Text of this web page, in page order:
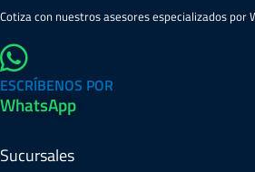
Cotiza con nuestros asesores especializados por
ESCRÍBENOS POR
WhatsApp
Sucursales